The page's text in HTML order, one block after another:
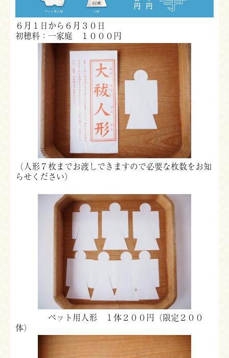
６月１日から６月３０日
初穂料：一家庭 １０００円
（人形７枚までお渡しできますので必要な枚数をお知
らせください）
ペット用人形 １体２００円（限定２００
体）